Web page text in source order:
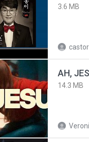
3.6 MB
AH,
14.3 MB